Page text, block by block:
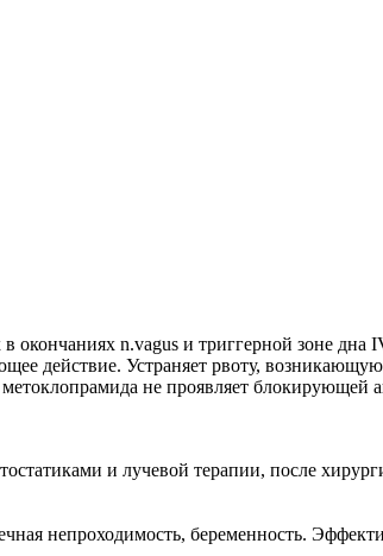
n.vagus и триггерной зоне дна
действие. Устраняет рвоту,
не проявляет блокирующей
и лучевой терапии, после
непроходимость, беременность.